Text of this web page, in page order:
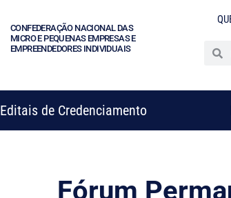
CONFEDERAÇÃO NACIONAL DAS
MICRO E PEQUENAS EMPRESAS E
EMPREENDEDORES INDIVIDUAIS
Editais de Credenciamento
Fórum